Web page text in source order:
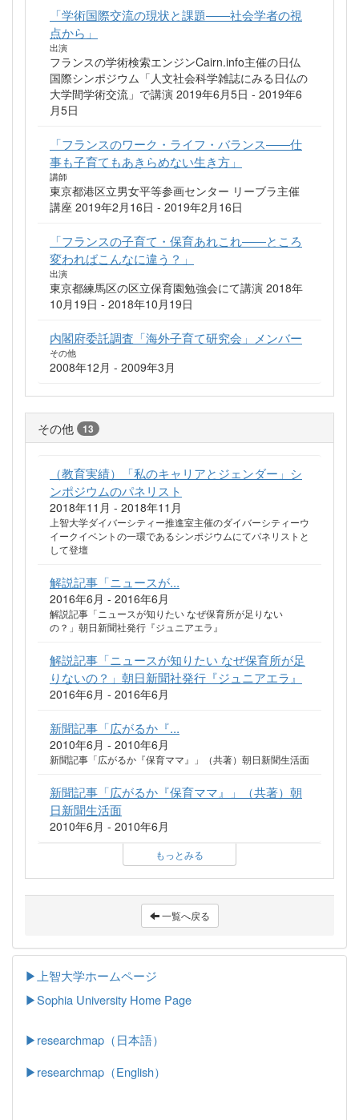
「学術国際交流の現状と課題—―社会学者の視
点から」
出演
フランスの学術検索エンジンCairn.info主催の日仏
国際シンポジウム「人文社会科学雑誌にみる日仏の
大学間学術交流」で講演 2019年6月5日 - 2019年6
月5日
「フランスのワーク・ライフ・バランス――仕
事も子育てもあきらめない生き方」
講師
東京都港区立男女平等参画センター リーブラ主催
講座 2019年2月16日 - 2019年2月16日
「フランスの子育て・保育あれこれ—―ところ
変わればこんなに違う？」
出演
東京都練馬区の区立保育園勉強会にて講演 2018年
10月19日 - 2018年10月19日
内閣府委託調査「海外子育て研究会」メンバー
その他
2008年12月 - 2009年3月
その他 13
（教育実績）「私のキャリアとジェンダー」シ
ンポジウムのパネリスト
2018年11月 - 2018年11月
上智大学ダイバーシティー推進室主催のダイバーシティーウ
イークイベントの一環であるシンポジウムにてパネリストと
して登壇
解説記事「ニュースが...
2016年6月 - 2016年6月
解説記事「ニュースが知りたい なぜ保育所が足りない
の？」朝日新聞社発行『ジュニアエラ』
解説記事「ニュースが知りたい なぜ保育所が足
りないの？」朝日新聞社発行『ジュニアエラ』
2016年6月 - 2016年6月
新聞記事「広がるか『...
2010年6月 - 2010年6月
新聞記事「広がるか『保育ママ』」（共著）朝日新聞生活面
新聞記事「広がるか『保育ママ』」（共著）朝
日新聞生活面
2010年6月 - 2010年6月
もっとみる
一覧へ戻る
▶上智大学ホームページ
▶Sophia University Home Page
▶researchmap（日本語）
▶researchmap（English）